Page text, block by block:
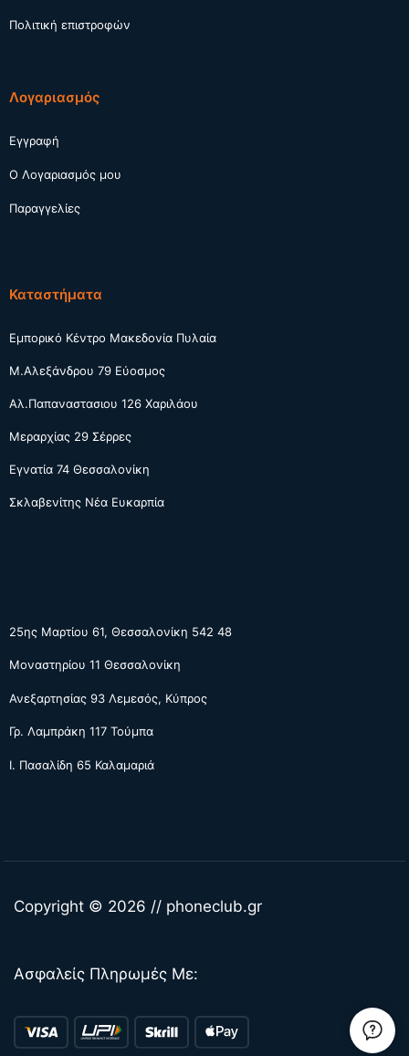
Πολιτική επιστροφών
Λογαριασμός
Εγγραφή
Ο Λογαριασμός μου
Παραγγελίες
Καταστήματα
Εμπορικό Κέντρο Μακεδονία Πυλαία
Μ.Αλεξάνδρου 79 Εύοσμος
Αλ.Παπαναστασιου 126 Χαριλάου
Μεραρχίας 29 Σέρρες
Εγνατία 74 Θεσσαλονίκη
Σκλαβενίτης Νέα Ευκαρπία
25ης Μαρτίου 61, Θεσσαλονίκη 542 48
Μοναστηρίου 11 Θεσσαλονίκη
Ανεξαρτησίας 93 Λεμεσός, Κύπρος
Γρ. Λαμπράκη 117 Τούμπα
Ι. Πασαλίδη 65 Καλαμαριά
Copyright © 2026 // phoneclub.gr
Ασφαλείς Πληρωμές Με: